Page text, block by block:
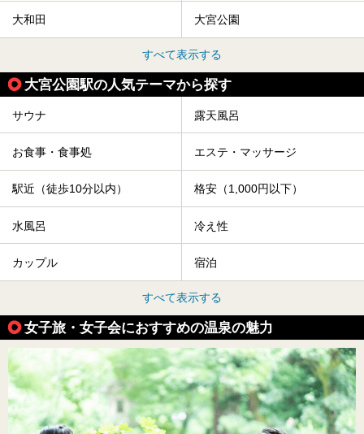
大和田 大宮公園
すべて表示する
大宮公園駅の人気テーマから探す
サウナ 露天風呂
お食事・食事処 エステ・マッサージ
駅近（徒歩10分以内） 格安（1,000円以下）
水風呂 冷え性
カップル 宿泊
すべて表示する
女子旅・女子会におすすめの温泉の魅力